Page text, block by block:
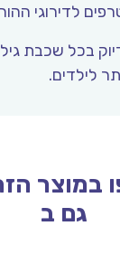
לדירוגי
בכל שכבת
לילדים.
במוצר
גם ב